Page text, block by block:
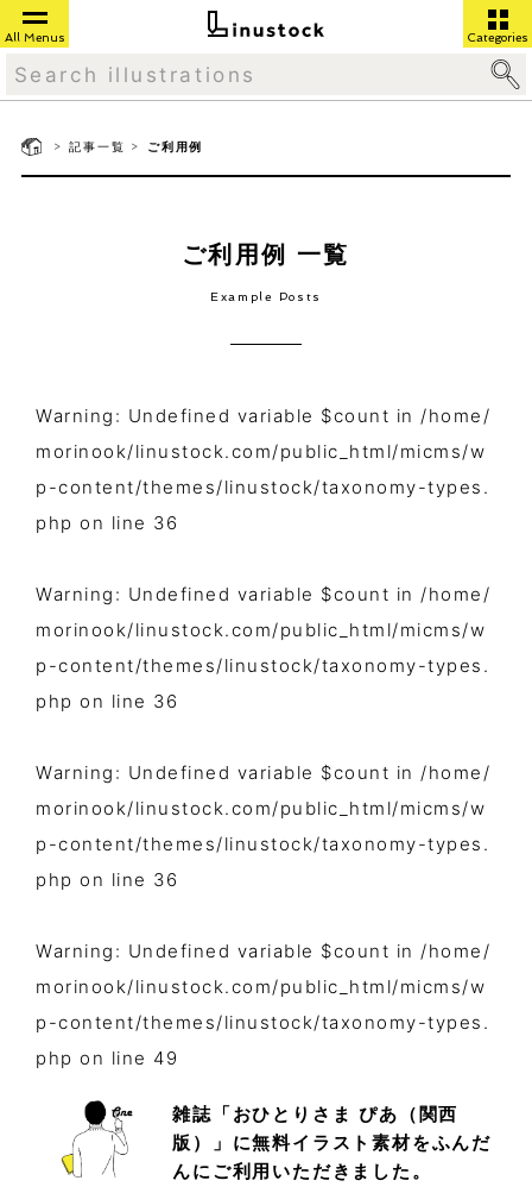
All Menus Categories
>記事一覧 > ご利用例
ご利用例 一覧
Example Posts
Warning : Undefined variable $count in /home/
morinook/linustock.com/public_html/micms/w
p-content/themes/linustock/taxonomy-types.
php on line 36
Warning : Undefined variable $count in /home/
morinook/linustock.com/public_html/micms/w
p-content/themes/linustock/taxonomy-types.
php on line 36
Warning : Undefined variable $count in /home/
morinook/linustock.com/public_html/micms/w
p-content/themes/linustock/taxonomy-types.
php on line 36
Warning : Undefined variable $count in /home/
morinook/linustock.com/public_html/micms/w
p-content/themes/linustock/taxonomy-types.
php on line 49
雑誌「おひとりさま ぴあ（関西
版）」に無料イラスト素材をふんだ
んにご利用いただきました。